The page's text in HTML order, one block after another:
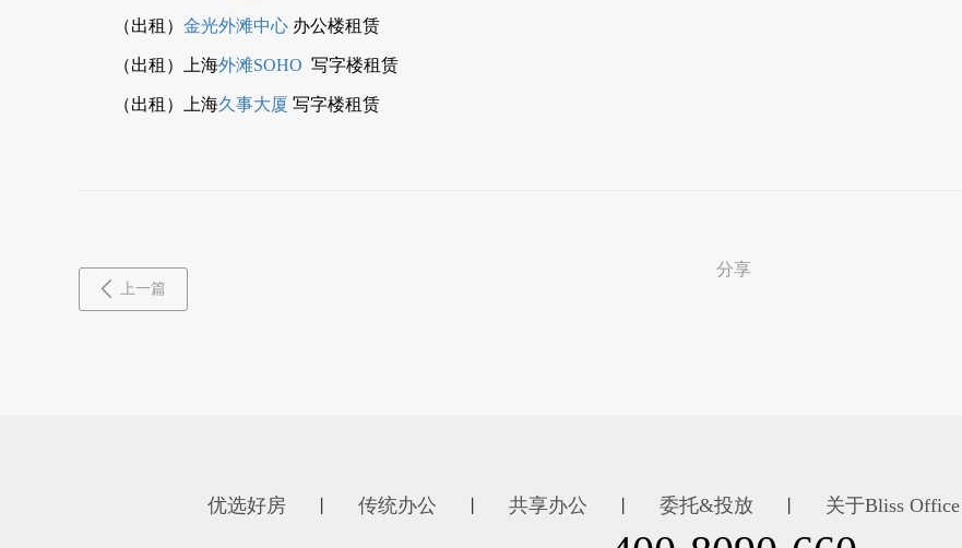
（出租） 金光外滩中心 办公楼租赁
（出租）上海外滩SOHO 写字楼租赁
（出租）上海久事大厦 写字楼租赁
分享
上一篇
优选好房 传统办公 共享办公 委托&投放 关于Bliss Office